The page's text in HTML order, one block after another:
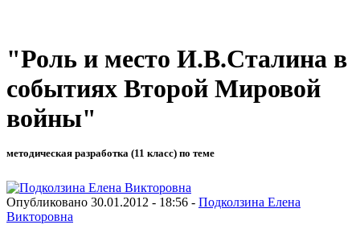
"Роль и место И.В.Сталина в
событиях Второй Мировой
войны"
методическая разработка (11 класс) по теме
Опубликовано 30.01.2012 - 18:56 - Подколзина Елена
Викторовна